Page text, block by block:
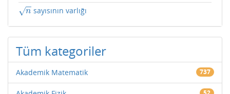
n
−
−
√
n sayısının varlığı
Tüm kategoriler
Akademik Matematik 737